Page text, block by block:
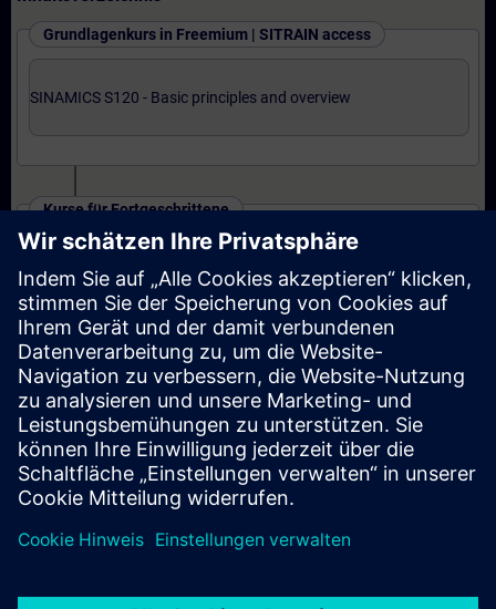
Grundlagenkurs in Freemium | SITRAIN access
SINAMICS S120 - Basic principles and overview
Kurse für Fortgeschrittene
Inbetriebnahme in TIA Portal (Präsenz-Training)
Kurse für Experten
SINAMICS S120 - Parametrieren Safety
Integrated (Präsenz-Training)